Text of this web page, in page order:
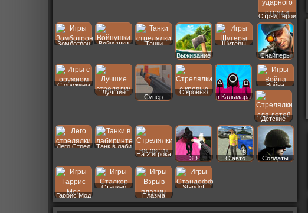
Отряд Герои
Зомботрон Войнушки
Танки
Выживание
Шутеры
Снайперы
С оружием
Лучшие
Супер
С кровью
в Кальмара
Война
Детские
Лего Стрел
Танк в лаби
На 2 игрока
3D С авто Солдаты
Гаррис Мод
Сталкер
Плазма
Standoff